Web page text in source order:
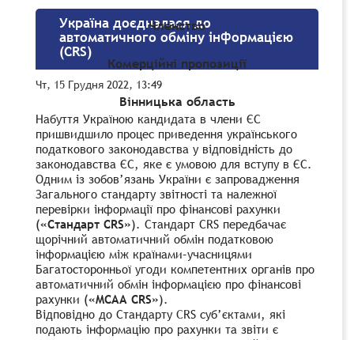
Членство
Комерційні пропозиції
Вінницька область
Україна доєдналася до
автоматичного обміну інформацією
(CRS)
Чт, 15 Грудня 2022, 13:49
Набуття Україною кандидата в члени ЄС
пришвидшило процес приведення українського
податкового законодавства у відповідність до
законодавства ЄС, яке є умовою для вступу в ЄС.
Одним із зобов’язань України є запровадження
Загального стандарту звітності та належної
перевірки інформації про фінансові рахунки
(«Стандарт CRS»). Стандарт СRS передбачає
щорічний автоматичний обмін податковою
інформацією між країнами–учасницями
Багатосторонньої угоди компетентних органів про
автоматичний обмін інформацією про фінансові
рахунки («MCAA CRS»).
Відповідно до Стандарту CRS суб’єктами, які
подають інформацію про рахунки та звіти є